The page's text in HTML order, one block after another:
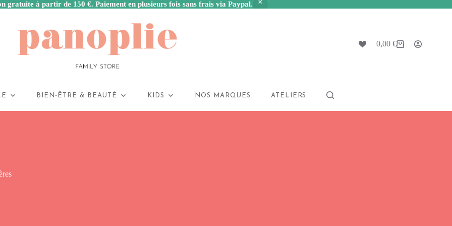
gratuite à partir de 150 €. Paiement en plusieurs fois sans frais via Paypal.
Panier
0,00 €
BIEN-ÊTRE & BEAUTÉ KIDS NOS MARQUES ATELIERS